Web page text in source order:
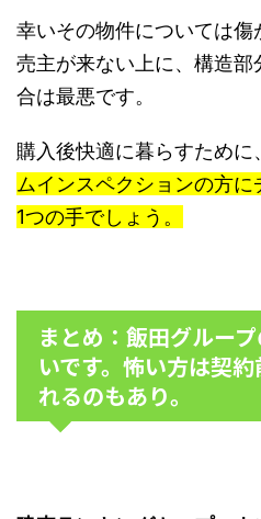
幸いその物件については傷
売主が来ない上に、構造
合は最悪です。
購入後快適に暮らすために、
ムインスペクションの方
1つの手でしょう。
まとめ：飯田グルー
いです。怖い方は契
れるのもあり。